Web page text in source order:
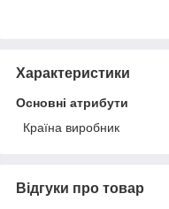
Характеристики
Основні атрибути
Країна виробник
Відгуки про товар